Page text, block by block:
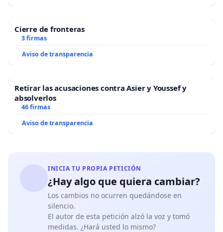
Cierre de fronteras
3 firmas
Aviso de transparencia
Retirar las acusaciones contra Asier y Youssef y
absolverlos
46 firmas
Aviso de transparencia
INICIA TU PROPIA PETICIÓN
¿Hay algo que quiera cambiar?
Los cambios no ocurren quedándose en
silencio.
El autor de esta petición alzó la voz y tomó
medidas. ¿Hará usted lo mismo?